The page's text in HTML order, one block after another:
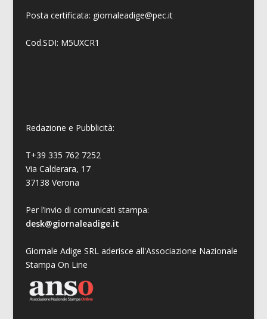
Posta certificata: giornaleadige@pec.it
Cod.SDI: M5UXCR1
Redazione e Pubblicità:
T+39 335 762 7252
Via Calderara, 17
37138 Verona
Per l’invio di comunicati stampa:
desk@giornaleadige.it
Giornale Adige SRL aderisce all'Associazione Nazionale
Stampa On Line